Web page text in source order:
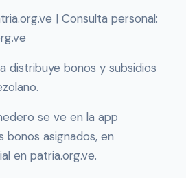
| Consulta personal:
distribuye bonos y subsidios
se ve en la app
bonos asignados, en
en patria.org.ve.